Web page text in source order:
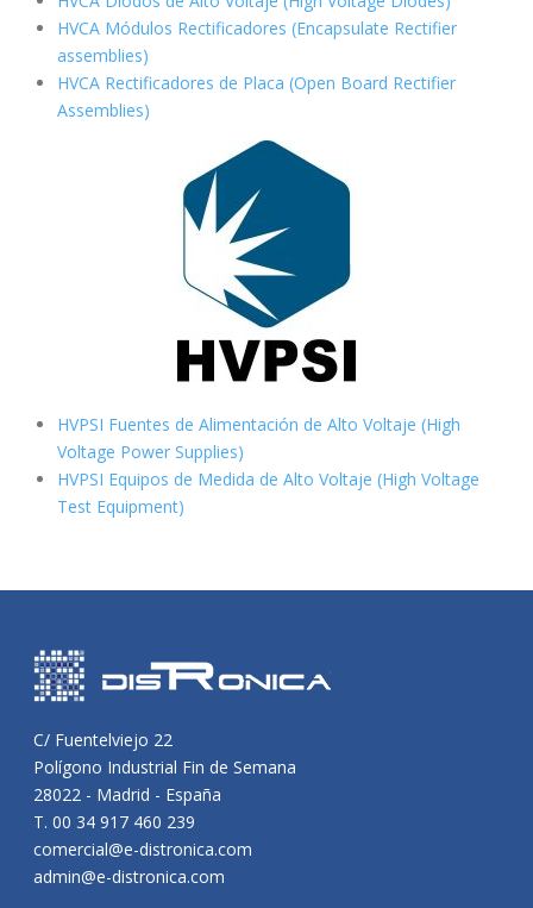
HVCA Módulos Rectificadores (Encapsulate Rectifier
assemblies)
HVCA Rectificadores de Placa (Open Board Rectifier
Assemblies)
HVPSI Fuentes de Alimentación de Alto Voltaje (High
Voltage Power Supplies)
HVPSI Equipos de Medida de Alto Voltaje (High Voltage
Test Equipment)
C/ Fuentelviejo 22
Polígono Industrial Fin de Semana
28022 - Madrid - España
T. 00 34 917 460 239
comercial@e-distronica.com
admin@e-distronica.com